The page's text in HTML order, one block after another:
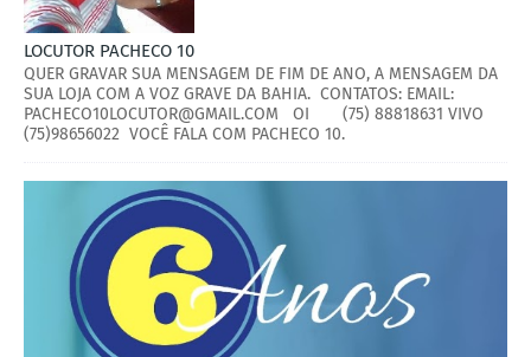
LOCUTOR PACHECO 10
QUER GRAVAR SUA MENSAGEM DE FIM DE ANO, A MENSAGEM DA
SUA LOJA COM A VOZ GRAVE DA BAHIA. CONTATOS: EMAIL:
PACHECO10LOCUTOR@GMAIL.COM OI (75) 88818631 VIVO
(75)98656022 VOCÊ FALA COM PACHECO 10.